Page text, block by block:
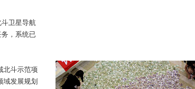
卫星导航
，系统已
斗示范项
域发展规划